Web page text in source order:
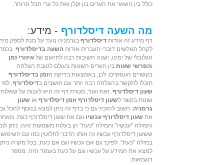
כולל בין השאר את הערים בון וקלן ואת כל ערי חבל הרוהר.
מה השעה דיסלדורף - מידע:
דף מידע זה אודות דיסלדורף בגרמניה נועד על מנת לספק
לקהל הגולשים דוברי העברית אודות השעה בדיסלדורף. בכפר
הגלובלי של ימינו, ישנה חשיבות רבה לתיאום של איזורי זמן
והפרשי שעות בין הערים השונות בעולם לטובת הצלחה
בקשרים העסקיים. לכן, באמצעות בדיקת הזמן בדיסלדורף
תוכלו לתקשר בהצלחה רבה יותר עם תושבים בדיסלדורף, לפי
שעון דיסלדורף. זאת ועוד, מטרת דף זה היא לענות על שאלות
שונות בקשר לשעון דיסלדורף וזמן דיסלדורף או שעון
גרמניה. חשוב להזכיר גם כי בדף זה ניתן למצא בנוסף להכל
את שעון דיסלדורף עכשיו וגם את שעון דיסלדורף כעת.
והמילה "עכשיו" והמילה "כעת" הן בעלות משמעות זהה, ניתן
ששעון דיסלדורף עכשיו זה אותו הדבר לחלוטין כמו עם השימוש
במילה "כעת". לפיכך גם אם עכשיו וגם אם כעת, בכל מקרה ניתן
למצא את המידע על עכשיו וגם על כעת בעמוד הזה. מספר
דוגמאות: